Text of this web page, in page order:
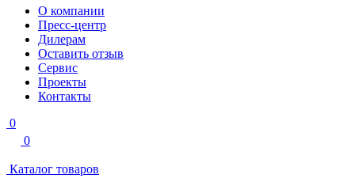
О компании
Пресс-центр
Дилерам
Оставить отзыв
Сервис
Проекты
Контакты
0
0
Каталог товаров